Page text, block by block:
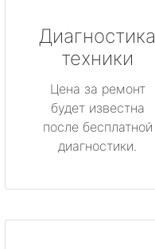
Диагностика
техники
Цена за ремонт
будет известна
после бесплатной
диагностики.